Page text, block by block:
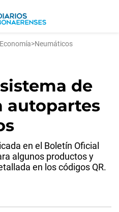
Economía>Neumáticos
de
autopartes
en el Boletín Oficial
algunos productos y
en los códigos QR.